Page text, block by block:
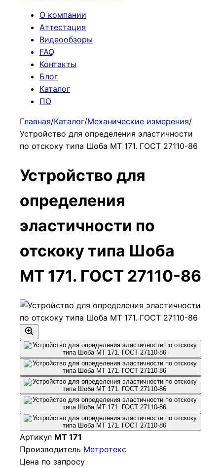
О компании
Аттестация
Видеообзоры
FAQ
Контакты
Блог
Каталог
ПО
Главная/Каталог/Механические измерения/
Устройство для определения эластичности
по отскоку типа Шоба МТ 171. ГОСТ 27110-86
Устройство для
определения
эластичности по
отскоку типа Шоба
МТ 171. ГОСТ 27110-86
Артикул МТ 171
Производитель Метротекс
Цена по запросу